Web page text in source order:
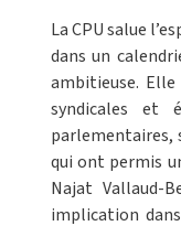
La CPU salue
dans un
ambitieuse. Elle
syndicales et
parlementaires,
qui ont permis
Najat Vallaud-
implication